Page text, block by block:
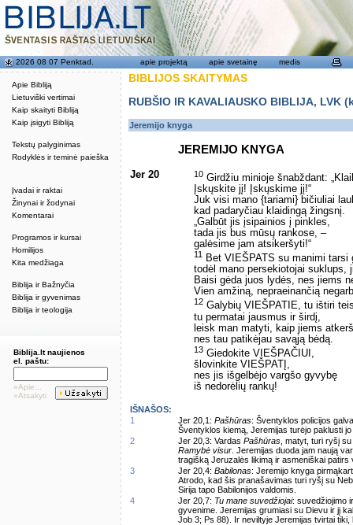
Apie Bibliją
Lietuviški vertimai
Kaip skaityti Bibliją
Kaip įsigyti Bibliją
Tekstų palyginimas
Rodyklės ir teminė paieška
Įvadai ir raktai
Žinynai ir žodynai
Komentarai
Programos ir kursai
Homilijos
Kita medžiaga
Biblija ir Bažnyčia
Biblija ir gyvenimas
Biblija ir teologija
2026 08 07 Penktad. apie projektą apie svetainę medis
Biblija.lt naujienos
el. paštu:
»Apie...
»Atsakyti
BIBLIJOS SKAITYMAS
RUBŠIO IR KAVALIAUSKO BIBLIJA,
Jeremijo knyga
JEREMIJO KNYGA
Jer 20 10 Girdžiu minioje šnabždant:
Įskųskite jį! Įskųskime jį!“
Juk visi mano {tariami} bičiuliai
kad padaryčiau klaidingą žingsnį.
„Galbūt jis įsipainios į pinkles,
tada jis bus mūsų rankose, –
galėsime jam atsikeršyti!“
11
Bet VIEŠPATS su manimi tarsi
todėl mano persekiotojai suklups,
Baisi gėda juos lydės, nes jiems
Vien amžiną, nepraeinančią
12 Galybių VIEŠPATIE, tu ištiri
tu permatai jausmus ir širdį,
leisk man matyti, kaip jiems
nes tau patikėjau savąją bėdą.
13 Giedokite VIEŠPAČIUI,
šlovinkite VIEŠPATĮ,
nes jis išgelbėjo vargšo gyvybę
iš nedorėlių rankų!
IŠNAŠOS:
1
Jer 20,1: Pašhūras: Šventyklos policijos
Šventyklos kiemą, Jeremijas turėjo paklusti
2
Jer 20,3: Vardas Pašhūras , matyt, turi ryšį
Ramybė visur . Jeremijas duoda jam naują
tragišką Jeruzalės likimą ir asmeniškai
3
Jer 20,4: Babilonas: Jeremijo knyga
Atrodo, kad šis pranašavimas turi ryšį su
Sirija tapo Babilonijos valdomis.
4
Jer 20,7: Tu mane suvedžiojai: suvedžiojimo
gyvenime. Jeremijas grumiasi su Dievu ir jį
Job 3; Ps 88). Ir neviltyje Jeremijas tvirtai